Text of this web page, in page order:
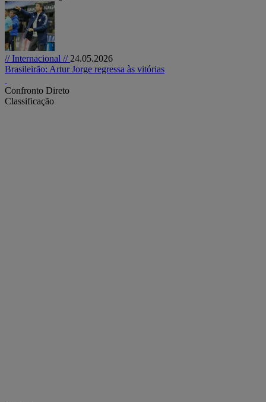
// Internacional // 24.05.2026
Brasileirão: Artur Jorge regressa às vitórias
Confronto Direto
Classificação